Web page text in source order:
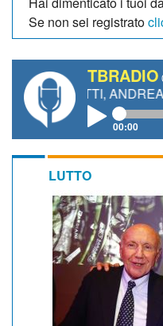
Se non sei registrato
TBRADIO
ANDREA
00:00
LUTTO